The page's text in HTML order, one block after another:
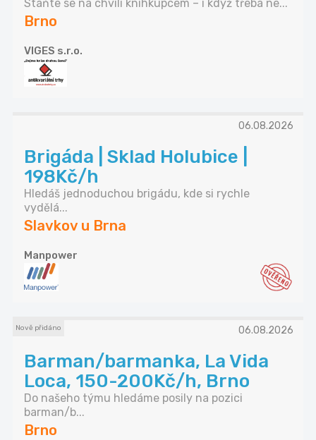
Staňte se na chvíli knihkupcem – i když třeba ne...
Brno
VIGES s.r.o.
06.08.2026
Brigáda | Sklad Holubice |
198Kč/h
Hledáš jednoduchou brigádu, kde si rychle
vydělá...
Slavkov u Brna
Manpower
Nově přidáno 06.08.2026
Barman/barmanka, La Vida
Loca, 150-200Kč/h, Brno
Do našeho týmu hledáme posily na pozici
barman/b...
Brno